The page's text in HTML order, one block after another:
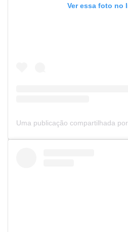
Ver essa foto no